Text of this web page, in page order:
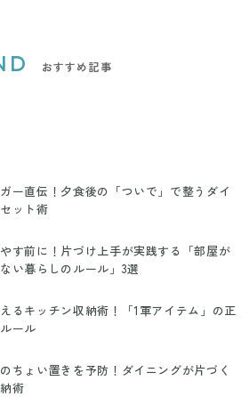
おすすめ記事
ー直伝！夕食後の「ついで」で整うダイ
ット術
す前に！片づけ上手が実践する「部屋が
い暮らしのルール」3選
るキッチン収納術！「1軍アイテム」の正
ール
ちょい置きを予防！ダイニングが片づく
術